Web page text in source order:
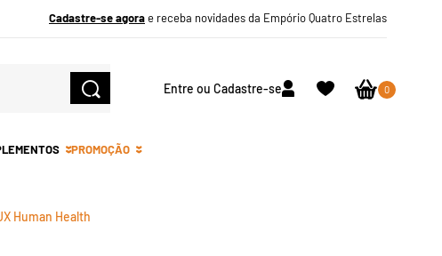
Cadastre-se agorae receba novidades da Empório Quatro Estrelas
Entre ou Cadastre-se 0
PROMOÇÃO
Human Health